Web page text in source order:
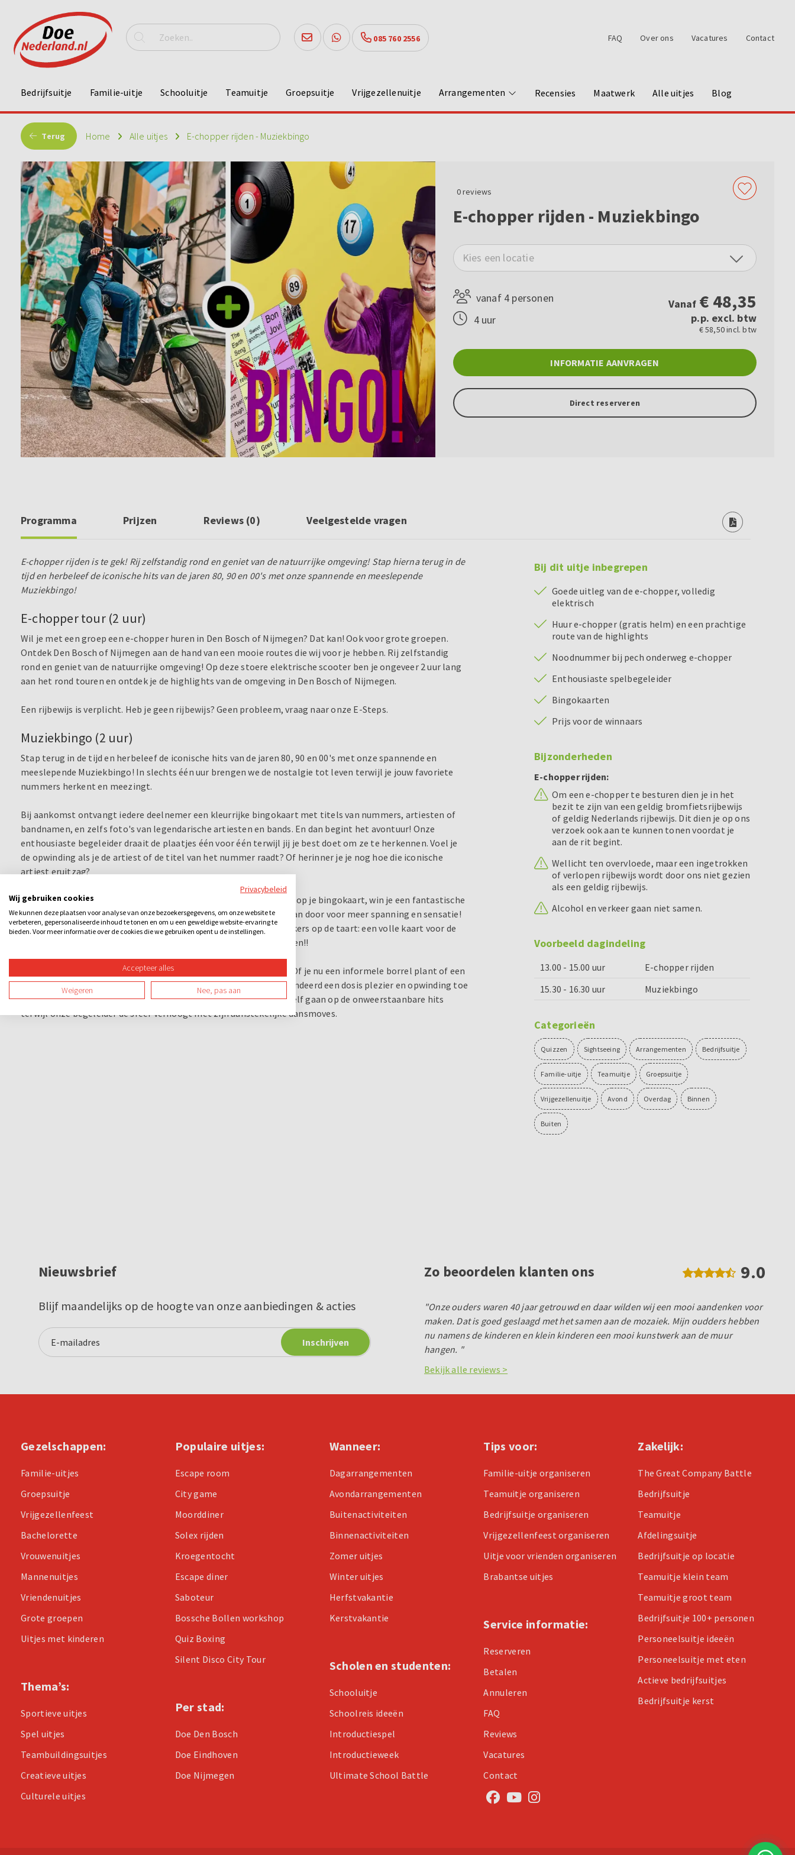
085 760 2556 FAQ Over ons Vacatures Contact
Bedrijfsuitje Familie-uitje Schooluitje Teamuitje Groepsuitje Vrijgezellenuitje Arrangementen Recensies Maatwerk Alle uitjes Blog
Terug Home Alle uitjes E-chopper rijden - Muziekbingo
0reviews
E-chopper rijden - Muziekbingo
Kies een locatie
vanaf 4 personen
4 uur
Vanaf € 48,35
p.p. excl. btw
€ 58,50 incl. btw
INFORMATIE AANVRAGEN
Direct reserveren
Programma Prijzen Reviews (0) Veelgestelde vragen
E-chopper rijden is te gek! Rij zelfstandig rond en geniet van de natuurrijke omgeving! Stap hierna terug in de
tijd en herbeleef de iconische hits van de jaren 80, 90 en 00's met onze spannende en meeslepende
Muziekbingo!
E-chopper tour (2 uur)
Wil je met een groep een e-chopper huren in Den Bosch of Nijmegen? Dat kan! Ook voor grote groepen.
Ontdek Den Bosch of Nijmegen aan de hand van een mooie routes die wij voor je hebben. Rij zelfstandig
rond en geniet van de natuurrijke omgeving! Op deze stoere elektrische scooter ben je ongeveer 2 uur lang
aan het rond touren en ontdek je de highlights van de omgeving in Den Bosch of Nijmegen.
Een rijbewijs is verplicht. Heb je geen rijbewijs? Geen probleem, vraag naar onze E-Steps.
Muziekbingo (2 uur)
Stap terug in de tijd en herbeleef de iconische hits van de jaren 80, 90 en 00's met onze spannende en
meeslepende Muziekbingo! In slechts één uur brengen we de nostalgie tot leven terwijl je jouw favoriete
nummers herkent en meezingt.
Bij aankomst ontvangt iedere deelnemer een kleurrijke bingokaart met titels van nummers, artiesten of
bandnamen, en zelfs foto's van legendarische artiesten en bands. En dan begint het avontuur! Onze
enthousiaste begeleider draait de plaatjes één voor één terwijl jij je best doet om ze te herkennen. Voel je
de opwinding als je de artiest of de titel van het nummer raadt? Of herinner je je nog hoe die iconische
artiest eruitzag?
Maar dat is nog niet alles! Wanneer je een horizontale lijn afkruist op je bingokaart, win je een fantastische
prijs, speciaal verzorgd door ons team bij DoeNederland. En we gaan door voor meer spanning en sensatie!
Kruis twee lijnen af en win een nog grotere prijs. En natuurlijk, de kers op de taart: een volle kaart voor de
grandioze hoofdprijs! Maar……heb je een valse bingo? Liedje zingen!!
Deze unieke activiteit is perfect voor elk moment van samenzijn. Of je nu een informele borrel plant of een
diner wilt afsluiten met een knal, onze Muziekbingo voegt gegarandeerd een dosis plezier en opwinding toe
aan je avond. En het beste van alles? Dansen is gratis! Dus laat jezelf gaan op de onweerstaanbare hits
terwijl onze begeleider de sfeer verhoogt met zijn aanstekelijke dansmoves.
Bij dit uitje inbegrepen
Goede uitleg van de e-chopper, volledig
elektrisch
Huur e-chopper (gratis helm) en een prachtige
route van de highlights
Noodnummer bij pech onderweg e-chopper
Enthousiaste spelbegeleider
Bingokaarten
Prijs voor de winnaars
Bijzonderheden
E-chopper rijden:
Om een e-chopper te besturen dien je in het
bezit te zijn van een geldig bromfietsrijbewijs
of geldig Nederlands rijbewijs. Dit dien je op ons
verzoek ook aan te kunnen tonen voordat je
aan de rit begint.
Wellicht ten overvloede, maar een ingetrokken
of verlopen rijbewijs wordt door ons niet gezien
als een geldig rijbewijs.
Alcohol en verkeer gaan niet samen.
Voorbeeld dagindeling
13.00 - 15.00 uur
E-chopper rijden
15.30 - 16.30 uur
Muziekbingo
Categorieën
Quizzen Sightseeing Arrangementen Bedrijfsuitje
Familie-uitje Teamuitje Groepsuitje
Vrijgezellenuitje Avond Overdag Binnen
Buiten
Nieuwsbrief
Blijf maandelijks op de hoogte van onze aanbiedingen & acties
Zo beoordelen klanten ons 9.0
"Onze ouders waren 40 jaar getrouwd en daar wilden wij een mooi aandenken voor
maken. Dat is goed geslaagd met het samen aan de mozaiek. Mijn oudders hebben
nu namens de kinderen en klein kinderen een mooi kunstwerk aan de muur
hangen. "
Bekijk alle reviews >
Gezelschappen:
Familie-uitjes
Groepsuitje
Vrijgezellenfeest
Bachelorette
Vrouwenuitjes
Mannenuitjes
Vriendenuitjes
Grote groepen
Uitjes met kinderen
Thema’s:
Sportieve uitjes
Spel uitjes
Teambuildingsuitjes
Creatieve uitjes
Culturele uitjes
Populaire uitjes:
Escape room
City game
Moorddiner
Solex rijden
Kroegentocht
Escape diner
Saboteur
Bossche Bollen workshop
Quiz Boxing
Silent Disco City Tour
Per stad:
Doe Den Bosch
Doe Eindhoven
Doe Nijmegen
Wanneer:
Dagarrangementen
Avondarrangementen
Buitenactiviteiten
Binnenactiviteiten
Zomer uitjes
Winter uitjes
Herfstvakantie
Kerstvakantie
Scholen en studenten:
Schooluitje
Schoolreis ideeën
Introductiespel
Introductieweek
Ultimate School Battle
Tips voor:
Familie-uitje organiseren
Teamuitje organiseren
Bedrijfsuitje organiseren
Vrijgezellenfeest organiseren
Uitje voor vrienden organiseren
Brabantse uitjes
Service informatie:
Reserveren
Betalen
Annuleren
FAQ
Reviews
Vacatures
Contact
Zakelijk:
The Great Company Battle
Bedrijfsuitje
Teamuitje
Afdelingsuitje
Bedrijfsuitje op locatie
Teamuitje klein team
Teamuitje groot team
Bedrijfsuitje 100+ personen
Personeelsuitje ideeën
Personeelsuitje met eten
Actieve bedrijfsuitjes
Bedrijfsuitje kerst
Privacybeleid
Wij gebruiken cookies
We kunnen deze plaatsen voor analyse van onze bezoekersgegevens, om onze website te
verbeteren, gepersonaliseerde inhoud te tonen en om u een geweldige website-ervaring te
bieden. Voor meer informatie over de cookies die we gebruiken opent u de instellingen.
Accepteer alles
Weigeren Nee, pas aan